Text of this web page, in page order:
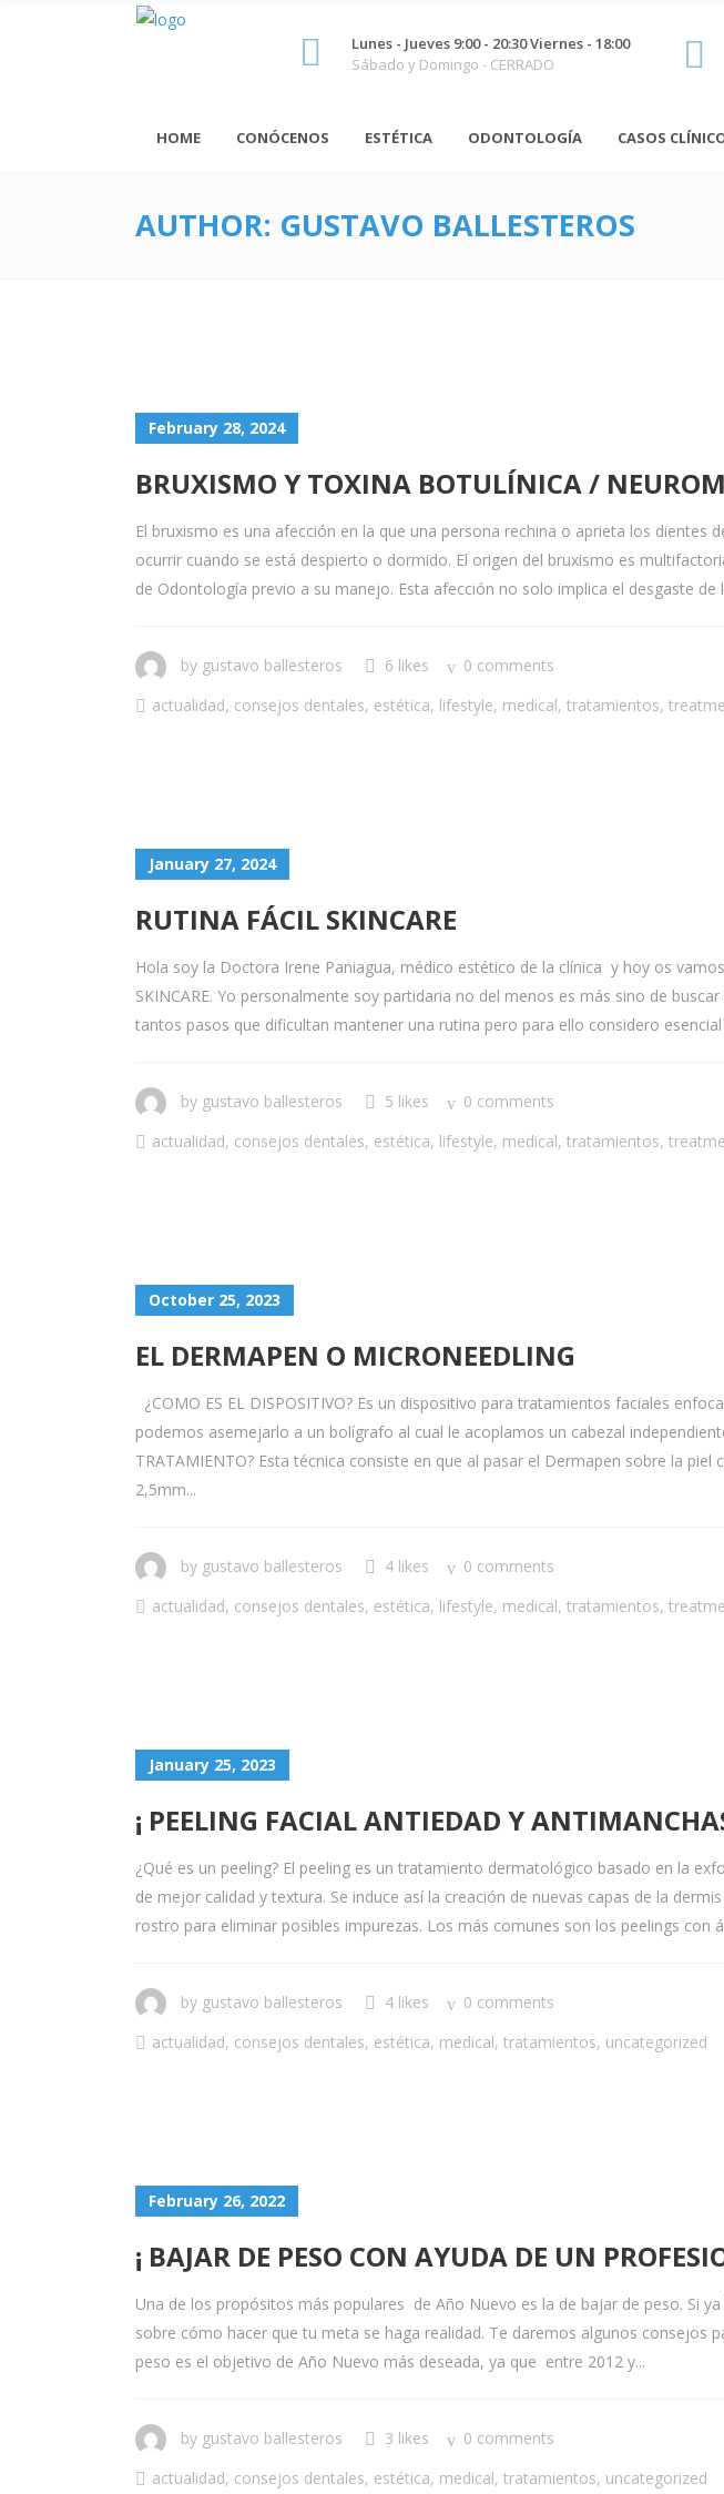
Lunes - Jueves 9:00 - 20:30 Viernes - 18:00
Sábado y Domingo - CERRADO
HOME CONÓCENOS ESTÉTICA ODONTOLOGÍA CASOS
AUTHOR: GUSTAVO BALLESTEROS
February 28, 2024
BRUXISMO Y TOXINA BOTULÍNICA /
El bruxismo es una afección en la que una persona rechina o aprieta los
ocurrir cuando se está despierto o dormido. El origen del bruxismo es
de Odontología previo a su manejo. Esta afección no solo implica el desgaste de
by gustavo ballesteros 6 likes
0 comments
actualidad, consejos dentales, estética, lifestyle, medical, tratamientos,
January 27, 2024
RUTINA FÁCIL SKINCARE
Hola soy la Doctora Irene Paniagua, médico estético de la clínica y hoy os
SKINCARE. Yo personalmente soy partidaria no del menos es más sino de
tantos pasos que dificultan mantener una rutina pero para ello considero
by gustavo ballesteros 5 likes
0 comments
actualidad, consejos dentales, estética, lifestyle, medical, tratamientos,
October 25, 2023
EL DERMAPEN O MICRONEEDLING
¿COMO ES EL DISPOSITIVO? Es un dispositivo para tratamientos faciales
podemos asemejarlo a un bolígrafo al cual le acoplamos un cabezal
TRATAMIENTO? Esta técnica consiste en que al pasar el Dermapen sobre la
2,5mm...
by gustavo ballesteros 4 likes
0 comments
actualidad, consejos dentales, estética, lifestyle, medical, tratamientos,
January 25, 2023
¡ PEELING FACIAL ANTIEDAD Y
¿Qué es un peeling? El peeling es un tratamiento dermatológico basado en la
de mejor calidad y textura. Se induce así la creación de nuevas capas de la
rostro para eliminar posibles impurezas. Los más comunes son los peelings con
by gustavo ballesteros 4 likes
0 comments
actualidad, consejos dentales, estética, medical, tratamientos, uncategorized
February 26, 2022
¡ BAJAR DE PESO CON AYUDA DE UN
Una de los propósitos más populares de Año Nuevo es la de bajar de peso. Si
sobre cómo hacer que tu meta se haga realidad. Te daremos algunos
peso es el objetivo de Año Nuevo más deseada, ya que entre 2012 y...
by gustavo ballesteros 3 likes
0 comments
actualidad, consejos dentales, estética, medical, tratamientos, uncategorized